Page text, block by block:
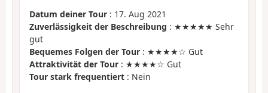
Datum deiner Tour : 17. Aug 2021
Zuverlässigkeit der Beschreibung : ★★★★★ Sehr
gut
Bequemes Folgen der Tour : ★★★★☆ Gut
Attraktivität der Tour : ★★★★☆ Gut
Tour stark frequentiert : Nein